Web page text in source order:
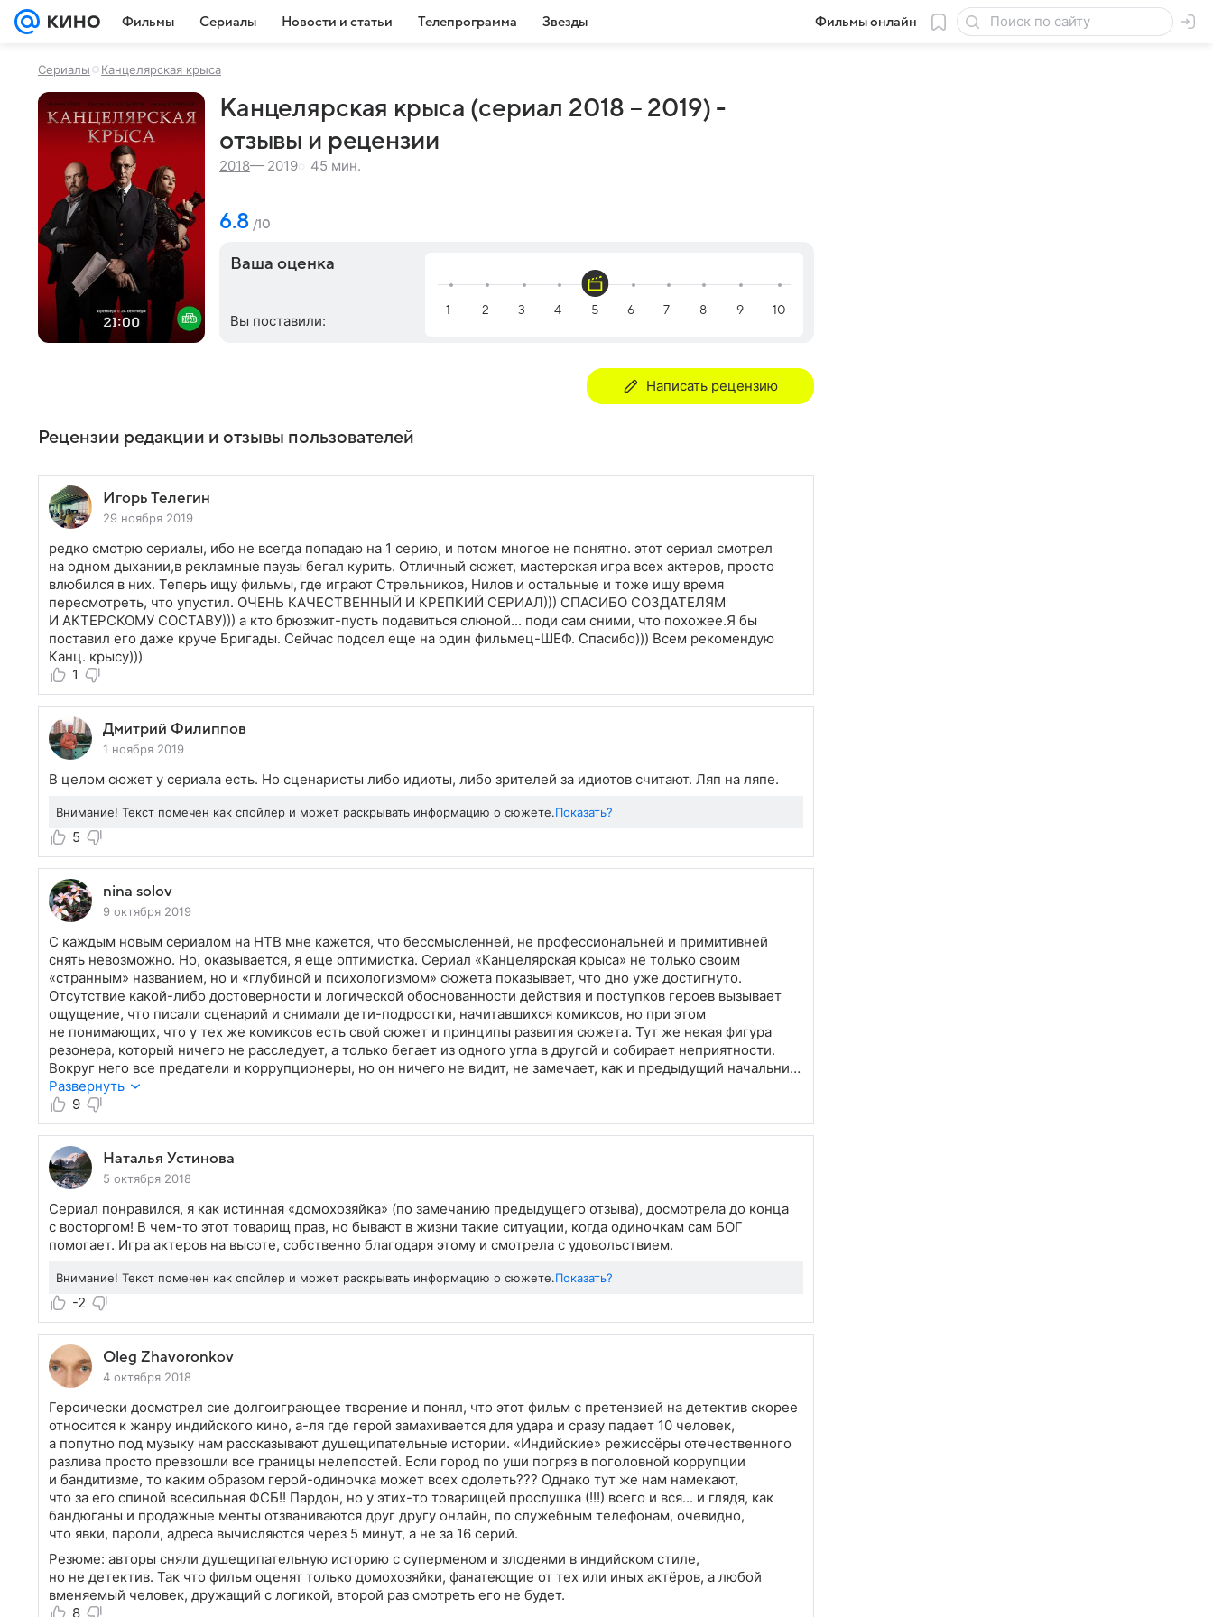
Фильмы Сериалы Новости и статьи Телепрограмма Звезды Фильмы онлайн
Сериалы Канцелярская крыса
Канцелярская крыса (сериал 2018 – 2019) -
отзывы и рецензии
2018— 2019 45 мин.
6.8 /10
Ваша оценка
Вы поставили:
Написать рецензию
Рецензии редакции и отзывы пользователей
Игорь Телегин
29 ноября 2019
редко смотрю сериалы, ибо не всегда попадаю на 1 серию, и потом многое не понятно. этот сериал смотрел
на одном дыхании,в рекламные паузы бегал курить. Отличный сюжет, мастерская игра всех актеров, просто
влюбился в них. Теперь ищу фильмы, где играют Стрельников, Нилов и остальные и тоже ищу время
пересмотреть, что упустил. ОЧЕНЬ КАЧЕСТВЕННЫЙ И КРЕПКИЙ СЕРИАЛ))) СПАСИБО СОЗДАТЕЛЯМ
И АКТЕРСКОМУ СОСТАВУ))) а кто брюзжит-пусть подавиться слюной... поди сам сними, что похожее.Я бы
поставил его даже круче Бригады. Сейчас подсел еще на один фильмец-ШЕФ. Спасибо))) Всем рекомендую
Канц. крысу)))
1
Дмитрий Филиппов
1 ноября 2019
В целом сюжет у сериала есть. Но сценаристы либо идиоты, либо зрителей за идиотов считают. Ляп на ляпе.
Внимание! Текст помечен как спойлер и может раскрывать информацию о сюжете.Показать?
5
nina solov
9 октября 2019
С каждым новым сериалом на НТВ мне кажется, что бессмысленней, не профессиональней и примитивней
снять невозможно. Но, оказывается, я еще оптимистка. Сериал «Канцелярская крыса» не только своим
«странным» названием, но и «глубиной и психологизмом» сюжета показывает, что дно уже достигнуто.
Отсутствие какой-либо достоверности и логической обоснованности действия и поступков героев вызывает
ощущение, что писали сценарий и снимали дети-подростки, начитавшихся комиксов, но при этом
не понимающих, что у тех же комиксов есть свой сюжет и принципы развития сюжета. Тут же некая фигура
резонера, который ничего не расследует, а только бегает из одного угла в другой и собирает неприятности.
Вокруг него все предатели и коррупционеры, но он ничего не видит, не замечает, как и предыдущий начальник
полиции. Все странные подставы и провалы операций его не смущают, он их не расследует, как и все массовые
разборки с горами трупов как на земле, так и под водой, а вся его аналитическая работа сводится к нескольким
кадрам сидения за рассматриванием фотографий. Единственный интерес вызывает вопрос, как такой
бессмысленный и беспомощный человек может победить всех плохих начальников и подчиненных в городе.
Развернуть
9
Наталья Устинова
5 октября 2018
Сериал понравился, я как истинная «домохозяйка» (по замечанию предыдущего отзыва), досмотрела до конца
с восторгом! В чем-то этот товарищ прав, но бывают в жизни такие ситуации, когда одиночкам сам БОГ
помогает. Игра актеров на высоте, собственно благодаря этому и смотрела с удовольствием.
Внимание! Текст помечен как спойлер и может раскрывать информацию о сюжете.Показать?
-2
Oleg Zhavoronkov
4 октября 2018
Героически досмотрел сие долгоиграющее творение и понял, что этот фильм с претензией на детектив скорее
относится к жанру индийского кино, а-ля где герой замахивается для удара и сразу падает 10 человек,
а попутно под музыку нам рассказывают душещипательные истории. «Индийские» режиссёры отечественного
разлива просто превзошли все границы нелепостей. Если город по уши погряз в поголовной коррупции
и бандитизме, то каким образом герой-одиночка может всех одолеть??? Однако тут же нам намекают,
что за его спиной всесильная ФСБ!! Пардон, но у этих-то товарищей прослушка (!!!) всего и вся... и глядя, как
бандюганы и продажные менты отзваниваются друг другу онлайн, по служебным телефонам, очевидно,
что явки, пароли, адреса вычисляются через 5 минут, а не за 16 серий.
Резюме: авторы сняли душещипательную историю с суперменом и злодеями в индийском стиле,
но не детектив. Так что фильм оценят только домохозяйки, фанатеющие от тех или иных актёров, а любой
вменяемый человек, дружащий с логикой, второй раз смотреть его не будет.
8